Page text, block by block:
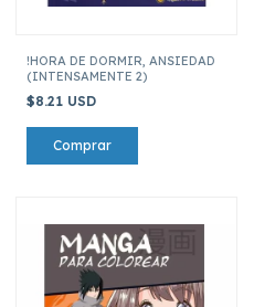
!HORA DE DORMIR, ANSIEDAD
(INTENSAMENTE 2)
$8.21 USD